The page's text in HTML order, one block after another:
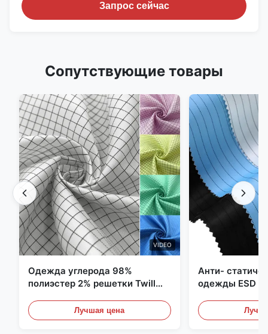
Запрос сейчас
Сопутствующие товары
VIDEO
Одежда углерода 98%
полиэстер 2% решетки Twill
Лучшая цена
Анти-
одежды ESD